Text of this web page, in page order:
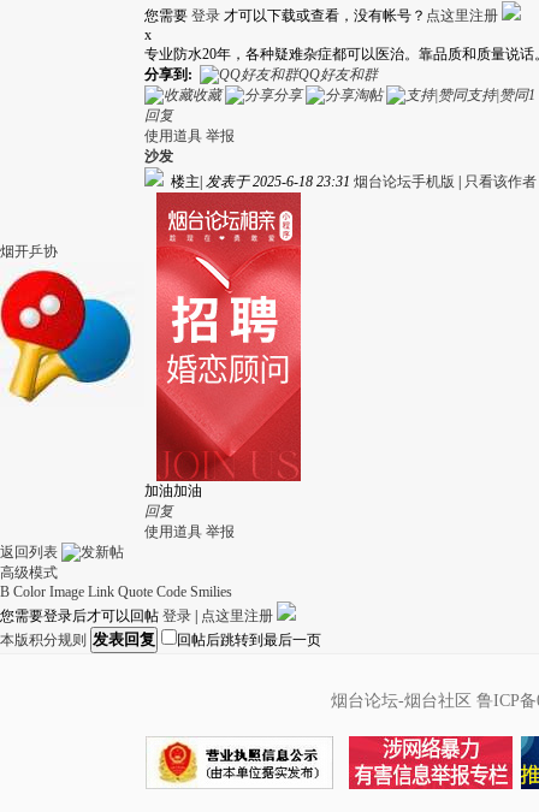
您需要 登录 才可以下载或查看，没有帐号？ 点这里注册
x
专业防水20年，各种疑难杂症都可以医治。靠品质和质量说话
分享到:
QQ好友和群
收藏
分享 淘帖 支持|赞同1
回复
使用道具 举报
烟开乒协
沙发
楼主 发表于 2025-6-18 23:31 烟台论坛手机版 只看该作者
加油加油
回复
使用道具 举报
返回列表
高级模式
B Color Image Link Quote Code Smilies
您需要登录后才可以回帖 登录
点这里注册
本版积分规则 发表回复 回帖后跳转到最后一页
烟台论坛-烟台社区 鲁ICP备